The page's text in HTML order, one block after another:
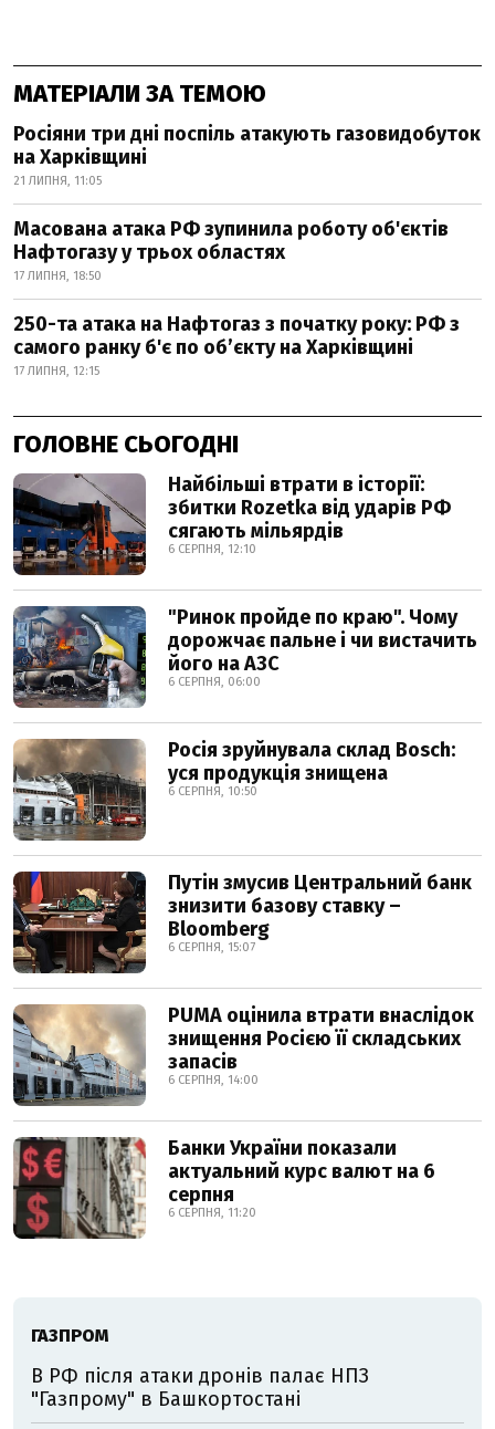
МАТЕРІАЛИ ЗА ТЕМОЮ
Росіяни три дні поспіль атакують газовидобуток
на Харківщині
21 ЛИПНЯ, 11:05
Масована атака РФ зупинила роботу об'єктів
Нафтогазу у трьох областях
17 ЛИПНЯ, 18:50
250-та атака на Нафтогаз з початку року: РФ з
самого ранку б'є по об’єкту на Харківщині
17 ЛИПНЯ, 12:15
ГОЛОВНЕ СЬОГОДНІ
Найбільші втрати в історії:
збитки Rozetka від ударів РФ
сягають мільярдів
6 СЕРПНЯ, 12:10
"Ринок пройде по краю". Чому
дорожчає пальне і чи вистачить
його на АЗС
6 СЕРПНЯ, 06:00
Росія зруйнувала склад Bosch:
уся продукція знищена
6 СЕРПНЯ, 10:50
Путін змусив Центральний банк
знизити базову ставку –
Bloomberg
6 СЕРПНЯ, 15:07
PUMA оцінила втрати внаслідок
знищення Росією її складських
запасів
6 СЕРПНЯ, 14:00
Банки України показали
актуальний курс валют на 6
серпня
6 СЕРПНЯ, 11:20
ГАЗПРОМ
В РФ після атаки дронів палає НПЗ
"Газпрому" в Башкортостані